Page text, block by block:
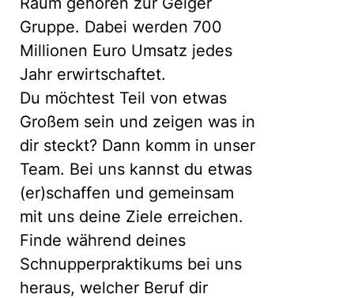
Gruppe. Dabei werden 700
Millionen Euro Umsatz jedes
Jahr erwirtschaftet.
Du möchtest Teil von etwas
Großem sein und zeigen was in
dir steckt? Dann komm in unser
Team. Bei uns kannst du etwas
(er)schaffen und gemeinsam
mit uns deine Ziele erreichen.
Finde während deines
Schnupperpraktikums bei uns
heraus, welcher Beruf dir